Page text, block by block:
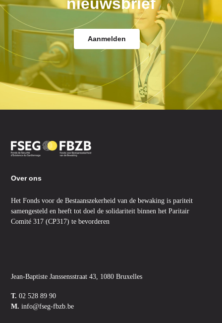
Aanmelden
Over ons
Het Fonds voor de Bestaanszekerheid van de bewaking is pariteit
samengesteld en heeft tot doel de solidariteit binnen het Paritair
Comité 317 (CP317) te bevorderen
Jean-Baptiste Janssensstraat 43, 1080 Bruxelles
T. 02 528 89 90
M. info@fseg-fbzb.be